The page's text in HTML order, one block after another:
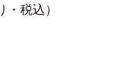
税込）